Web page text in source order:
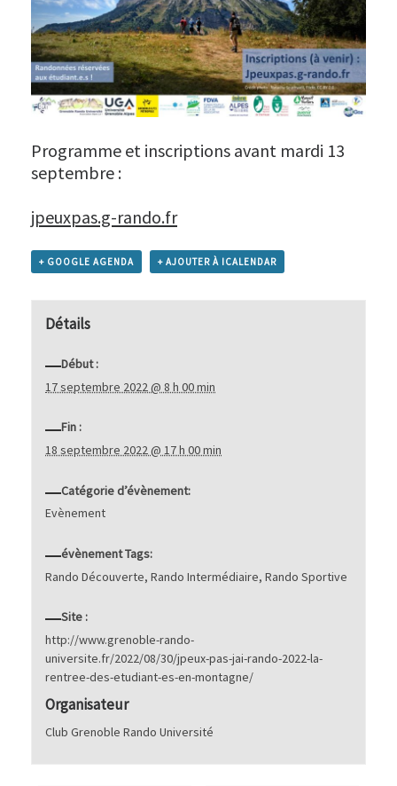
Programme et inscriptions avant mardi 13
septembre :
jpeuxpas.g-rando.fr
+ GOOGLE AGENDA + AJOUTER À ICALENDAR
Détails
Début :
17 septembre 2022 @ 8 h 00 min
Fin :
18 septembre 2022 @ 17 h 00 min
Catégorie d’évènement:
Evènement
évènement Tags:
Rando Découverte,Rando Intermédiaire,Rando Sportive
Site :
http://www.grenoble-rando-
universite.fr/2022/08/30/jpeux-pas-jai-rando-2022-la-
rentree-des-etudiant-es-en-montagne/
Organisateur
Club Grenoble Rando Université